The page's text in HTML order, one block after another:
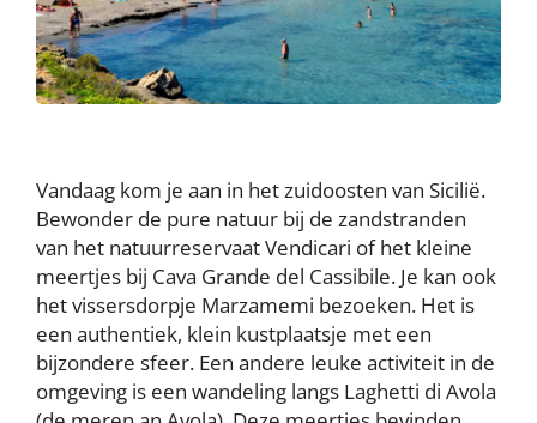
Vandaag kom je aan in het zuidoosten van Sicilië.
Bewonder de pure natuur bij de zandstranden
van het natuurreservaat Vendicari of het kleine
meertjes bij Cava Grande del Cassibile. Je kan ook
het vissersdorpje Marzamemi bezoeken. Het is
een authentiek, klein kustplaatsje met een
bijzondere sfeer. Een andere leuke activiteit in de
omgeving is een wandeling langs Laghetti di Avola